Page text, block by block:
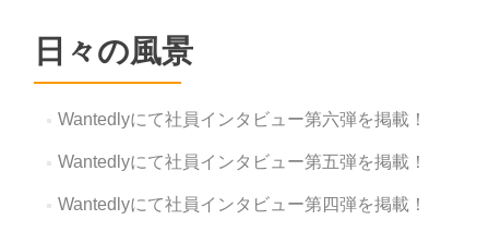
日々の風景
Wantedlyにて社員インタビュー第六弾を掲載！
Wantedlyにて社員インタビュー第五弾を掲載！
Wantedlyにて社員インタビュー第四弾を掲載！